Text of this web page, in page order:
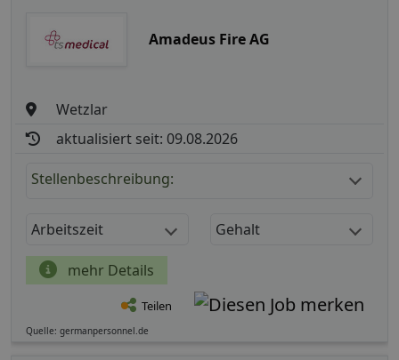
Amadeus Fire AG
Wetzlar
aktualisiert seit: 09.08.2026
Stellenbeschreibung:
Arbeitszeit Gehalt
mehr Details
Teilen
Quelle: germanpersonnel.de